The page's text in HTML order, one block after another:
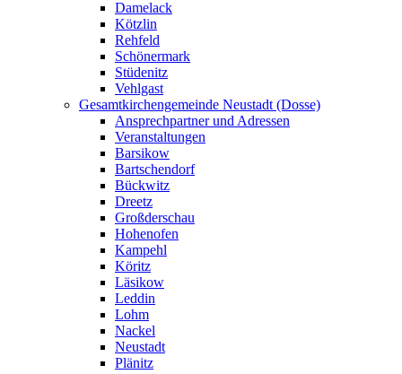
Damelack
Kötzlin
Rehfeld
Schönermark
Stüdenitz
Vehlgast
Gesamtkirchengemeinde Neustadt (Dosse)
Ansprechpartner und Adressen
Veranstaltungen
Barsikow
Bartschendorf
Bückwitz
Dreetz
Großderschau
Hohenofen
Kampehl
Köritz
Läsikow
Leddin
Lohm
Nackel
Neustadt
Plänitz